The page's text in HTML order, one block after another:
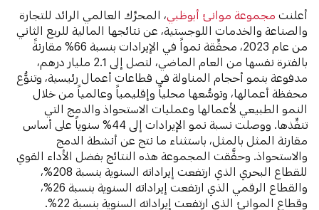
أعلنتمجموعة موانئ أبوظبي ، المحرِّك العالمي الرائد للتجارة
والصناعة والخدمات اللوجستية، عن نتائجها المالية للربع الثاني
من عام 2023، محقِّقة نمواً في الإيرادات بنسبة 66% مقارنةً
بالفترة نفسها من العام الماضي، لتصل إلى 2.1 مليار درهم،
مدفوعة بنمو أحجام المناولة في قطاعات أعمال رئيسية، وتنوُّع
محفظة أعمالها، وتوسُّعها محلياً وإقليمياً وعالمياً من خلال
النمو الطبيعي لأعمالها وعمليات الاستحواذ والدمج التي
تنفِّذها. ووصلت نسبة نمو الإيرادات إلى 44% سنوياً على أساس
مقارنة المثل بالمثل، باستثناء ما نتج عن أنشطة الدمج
والاستحواذ. وحقَّقت المجموعة هذه النتائج بفضل الأداء القوي
للقطاع البحري الذي ارتفعت إيراداته السنوية بنسبة 208%،
والقطاع الرقمي الذي ارتفعت إيراداته السنوية بنسبة 26%،
وقطاع الموانئ الذي ارتفعت إيراداته السنوية بنسبة 22%.